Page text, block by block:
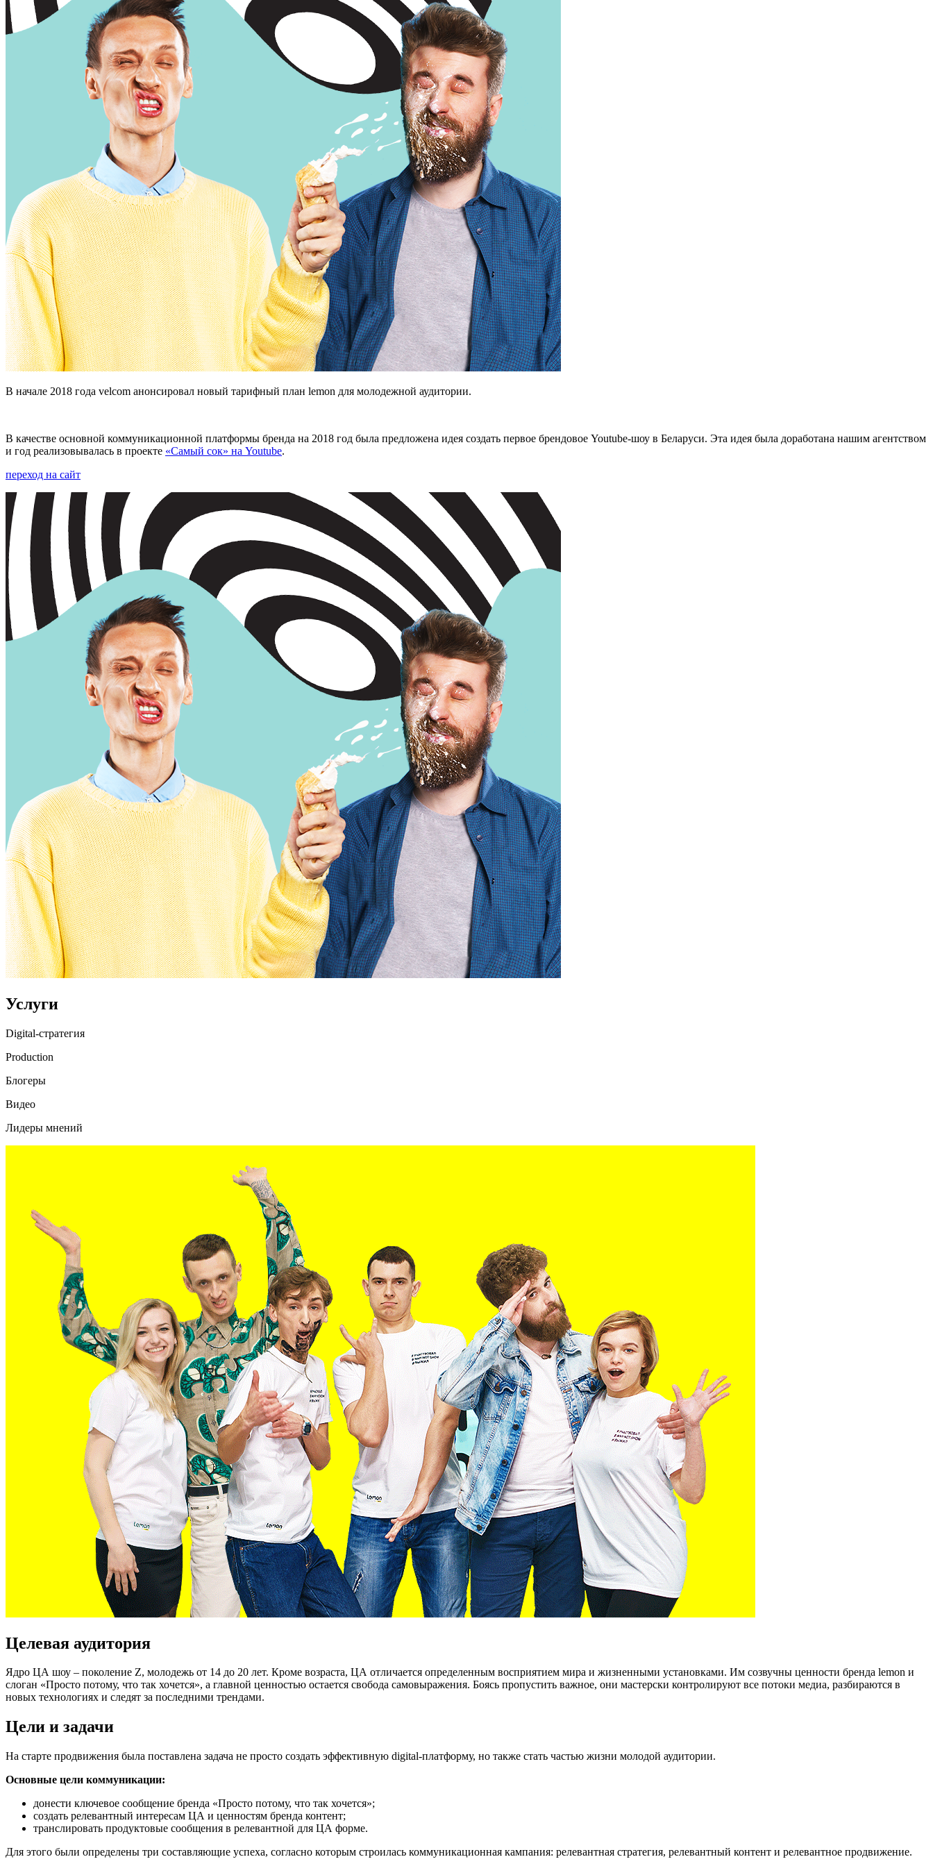
В начале 2018 года velcom анонсировал новый тарифный план lemon для молодежной аудитории.
В качестве основной коммуникационной платформы бренда на 2018 год была предложена идея создать первое брендовое Youtube-шоу в Беларуси. Эта идея была доработана нашим агентством
и год реализовывалась в проекте «Самый сок» на Youtube.
переход на сайт
Услуги
Digital-стратегия
Production
Блогеры
Видео
Лидеры мнений
Целевая аудитория
Ядро ЦА шоу – поколение Z, молодежь от 14 до 20 лет. Кроме возраста, ЦА отличается определенным восприятием мира и жизненными установками. Им созвучны ценности бренда lemon и
слоган «Просто потому, что так хочется», а главной ценностью остается свобода самовыражения. Боясь пропустить важное, они мастерски контролируют все потоки медиа, разбираются в
новых технологиях и следят за последними трендами.
Цели и задачи
На старте продвижения была поставлена задача не просто создать эффективную digital-платформу, но также стать частью жизни молодой аудитории.
Основные цели коммуникации:
донести ключевое сообщение бренда «Просто потому, что так хочется»;
создать релевантный интересам ЦА и ценностям бренда контент;
транслировать продуктовые сообщения в релевантной для ЦА форме.
Для этого были определены три составляющие успеха, согласно которым строилась коммуникационная кампания: релевантная стратегия, релевантный контент и релевантное продвижение.